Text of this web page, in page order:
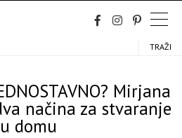
TRAŽI
Mirjana
načina za stvaranje
domu